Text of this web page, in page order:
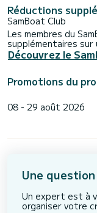
Réductions
SamBoat Club
Les membres du
supplémentaires
Découvrez le
Promotions du
08 - 29 août 2026
Une
Un expert est à
organiser votre